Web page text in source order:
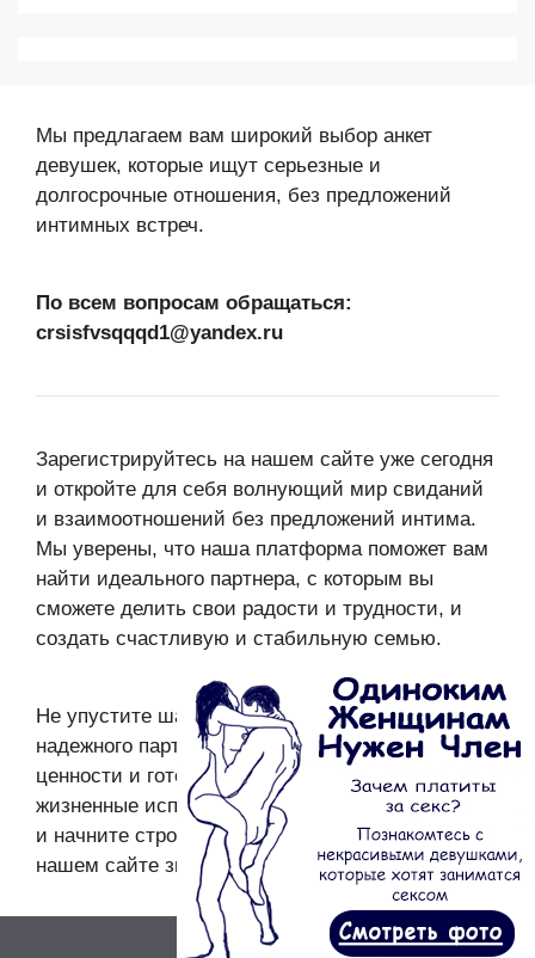
Мы предлагаем вам широкий выбор анкет
девушек, которые ищут серьезные и
долгосрочные отношения, без предложений
интимных встреч.
По всем вопросам обращаться:
crsisfvsqqqd1@yandex.ru
Зарегистрируйтесь на нашем сайте уже сегодня
и откройте для себя волнующий мир свиданий
и взаимоотношений без предложений интима.
Мы уверены, что наша платформа поможет вам
найти идеального партнера, с которым вы
сможете делить свои радости и трудности, и
создать счастливую и стабильную семью.
Не упустите шанс найти настоящую любовь и
надежного партнера, который разделяет ваши
ценности и готов пройти с вами сквозь все
жизненные испытания. Регистрируйтесь сейчас
и начните строить счастливое будущее на
нашем сайте знакомств!